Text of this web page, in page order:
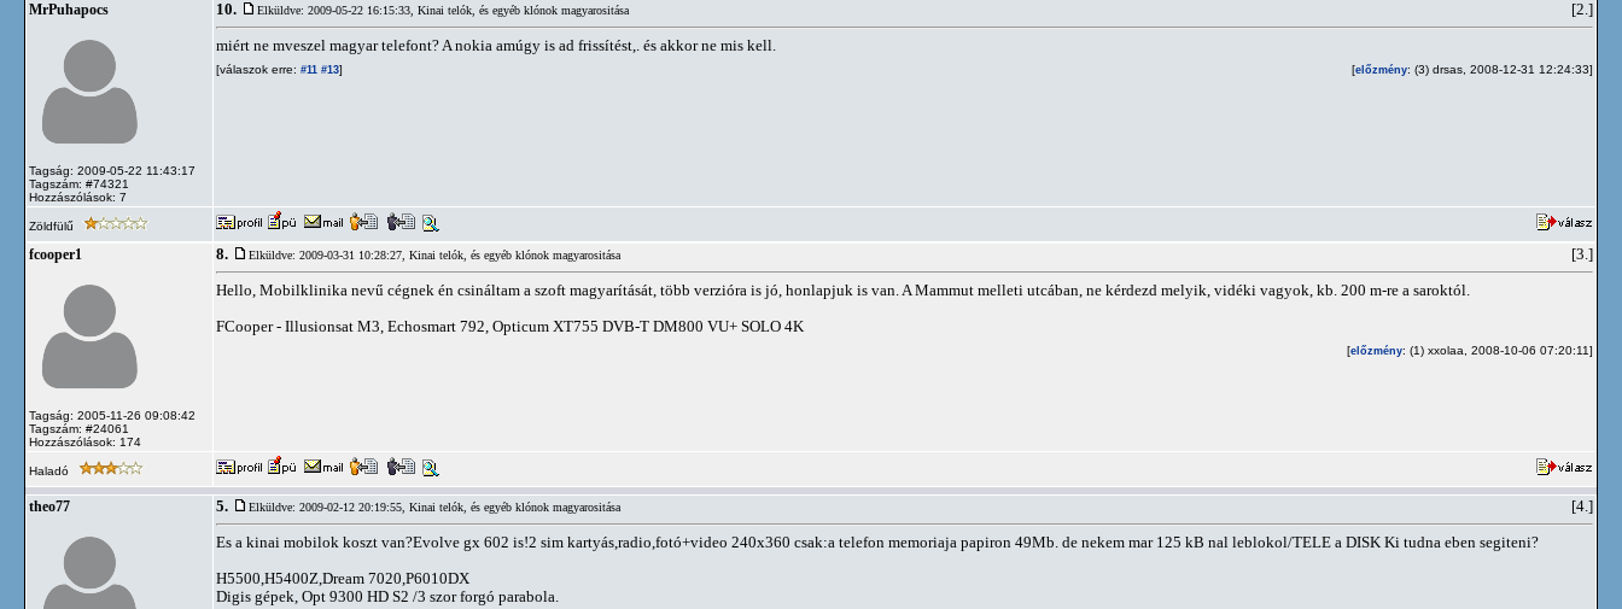
MrPuhapocs
Tagság: 2009-05-22 11:43:17
Tagszám: #74321
Hozzászólások: 7
10. Elküldve: 2009-05-22 16:15:33, Kinai telók, és egyéb klónok magyarositása [2.]
miért ne mveszel magyar telefont? A nokia amúgy is ad frissítést,. és akkor ne mis kell.
[válaszok erre: #11 #13] [előzmény: (3) drsas, 2008-12-31 12:24:33]
Zöldfülű
fcooper1
Tagság: 2005-11-26 09:08:42
Tagszám: #24061
Hozzászólások: 174
8. Elküldve: 2009-03-31 10:28:27, Kinai telók, és egyéb klónok magyarositása [3.]
Hello, Mobilklinika nevű cégnek én csináltam a szoft magyarítását, több verzióra is jó, honlapjuk is van. A Mammut melleti utcában, ne kérdezd melyik, vidéki vagyok, kb. 200 m-re a saroktól.
FCooper - Illusionsat M3, Echosmart 792, Opticum XT755 DVB-T DM800 VU+ SOLO 4K
[előzmény: (1) xxolaa, 2008-10-06 07:20:11]
Haladó
theo77 5. Elküldve: 2009-02-12 20:19:55, Kinai telók, és egyéb klónok magyarositása [4.]
Es a kinai mobilok koszt van?Evolve gx 602 is!2 sim kartyás,radio,fotó+video 240x360 csak:a telefon memoriaja papiron 49Mb. de nekem mar 125 kB nal leblokol/TELE a DISK Ki tudna eben segiteni?
H5500,H5400Z,Dream 7020,P6010DX
Digis gépek, Opt 9300 HD S2 /3 szor forgó parabola.